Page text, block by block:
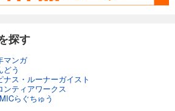
探す
マンガ
どう
ナス・ルーナーガイスト
ンティアワークス
らぐちゅう